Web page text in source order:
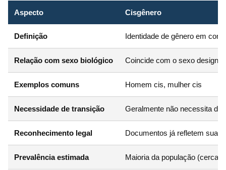
Aspecto Cisgênero
Definição Identidade de gênero em
Relação com sexo biológico Coincide com o sexo
Exemplos comuns Homem cis, mulher cis
Necessidade de transição Geralmente não necessita de
Reconhecimento legal Documentos já refletem sua
Prevalência estimada Maioria da população (cerca